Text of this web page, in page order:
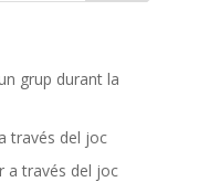
grup durant la
través del joc
a través del joc